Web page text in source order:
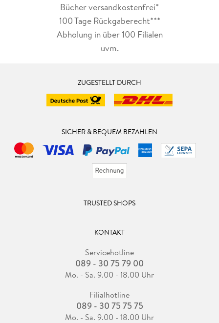
Bücher versandkostenfrei*
100 Tage Rückgaberecht***
Abholung in über 100 Filialen
uvm.
ZUGESTELLT DURCH
SICHER & BEQUEM BEZAHLEN
TRUSTED SHOPS
KONTAKT
Servicehotline
089 - 30 75 79 00
Mo. - Sa. 9.00 - 18.00 Uhr
Filialhotline
089 - 30 75 75 75
Mo. - Sa. 9.00 - 18.00 Uhr